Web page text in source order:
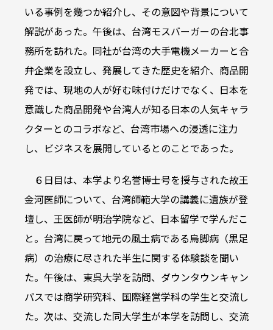
いる事例を幾つか紹介し、その意図や背景について
解説があった。午後は、台湾モスバーガーの台北事
務所を訪れた。同社が台湾の大手電機メーカーと合
弁企業を設立し、発展してきた歴史を紹介、商品開
発では、現地の人が好む味付けだけでなく、日本を
意識した商品開発や台湾人が知る日本の人気キャラ
クターとのコラボなど、台湾市場への浸透に注力
し、ビジネスを展開しているとのことであった。
６日目は、本学より名誉博士号を授与された故王
金河医師について、台湾師範大学の講義に遺族が登
壇し、王医師が明治学院など、日本留学で学んだこ
と。台湾に戻って地元の風土病である烏脚病（黒足
病）の治療に尽された半生に関する体験談を聞い
た。午後は、東呉大学を訪問、ダウンタウンキャン
パスでは商学研究科、国際経営学科の学生と交流し
た。次は、交流した同大学生が本学を訪問し、交流